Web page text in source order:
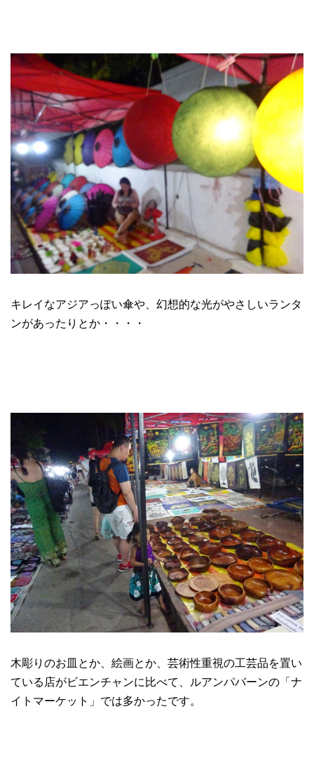
キレイなアジアっぽい傘や、幻想的な光がやさしいランタ
ンがあったりとか・・・・
木彫りのお皿とか、絵画とか、芸術性重視の工芸品を置い
ている店がビエンチャンに比べて、ルアンパバーンの「ナ
イトマーケット」では多かったです。